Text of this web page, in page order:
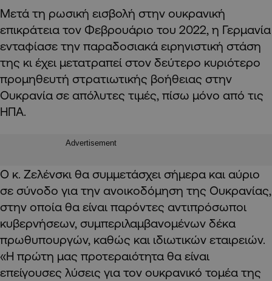
Μετά τη ρωσική εισβολή στην ουκρανική
επικράτεια τον Φεβρουάριο του 2022, η Γερμανία
ενταφίασε την παραδοσιακά ειρηνιστική στάση
της κι έχει μετατραπεί στον δεύτερο κυριότερο
προμηθευτή στρατιωτικής βοήθειας στην
Ουκρανία σε απόλυτες τιμές, πίσω μόνο από τις
ΗΠΑ.
Advertisement
Ο κ. Ζελένσκι θα συμμετάσχει σήμερα και αύριο
σε σύνοδο για την ανοικοδόμηση της Ουκρανίας,
στην οποία θα είναι παρόντες αντιπρόσωποι
κυβερνήσεων, συμπεριλαμβανομένων δέκα
πρωθυπουργών, καθώς και ιδιωτικών εταιρειών.
«Η πρώτη μας προτεραιότητα θα είναι
επείγουσες λύσεις για τον ουκρανικό τομέα της